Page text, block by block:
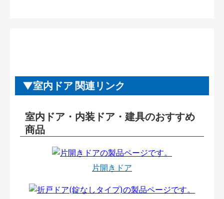
室内ドア 関連リンク
室内ドア・内装ドア・建具のおすすめ
商品
片開きドア